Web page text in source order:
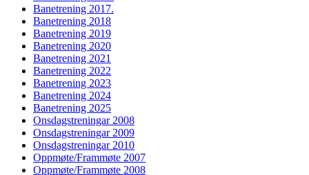
Banetrening 2017.
Banetrening 2018
Banetrening 2019
Banetrening 2020
Banetrening 2021
Banetrening 2022
Banetrening 2023
Banetrening 2024
Banetrening 2025
Onsdagstreningar 2008
Onsdagstreningar 2009
Onsdagstreningar 2010
Oppmøte/Frammøte 2007
Oppmøte/Frammøte 2008